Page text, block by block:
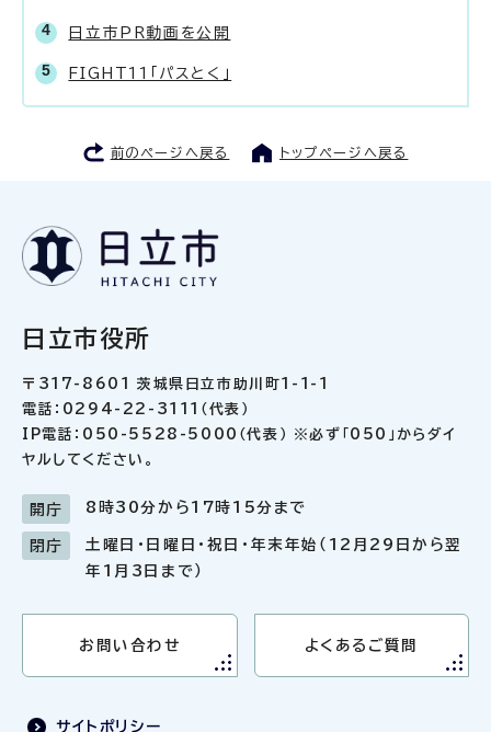
日立市PR動画を公開
FIGHT11「パスとく」
前のページへ戻る トップページへ戻る
日立市役所
〒317-8601 茨城県日立市助川町1-1-1
電話：0294-22-3111（代表）
IP電話：050-5528-5000（代表） ※必ず「050」からダイ
ヤルしてください。
開庁 8時30分から17時15分まで
閉庁
土曜日・日曜日・祝日・年末年始（12月29日から翌
年1月3日まで）
お問い合わせ よくあるご質問
サイトポリシー